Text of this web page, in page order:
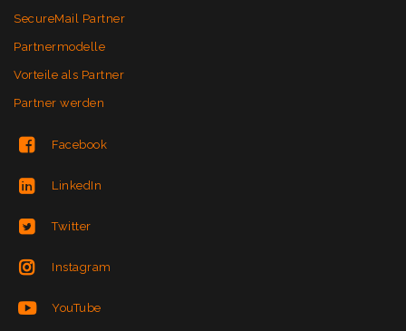
SecureMail Partner
Partnermodelle
Vorteile als Partner
Partner werden
Facebook
LinkedIn
Twitter
Instagram
YouTube